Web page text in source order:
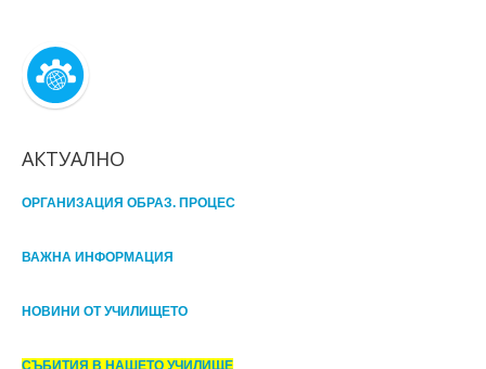
АКТУАЛНО
ОРГАНИЗАЦИЯ ОБРАЗ. ПРОЦЕС
ВАЖНА ИНФОРМАЦИЯ
НОВИНИ ОТ УЧИЛИЩЕТО
СЪБИТИЯ В НАШЕТО УЧИЛИЩЕ